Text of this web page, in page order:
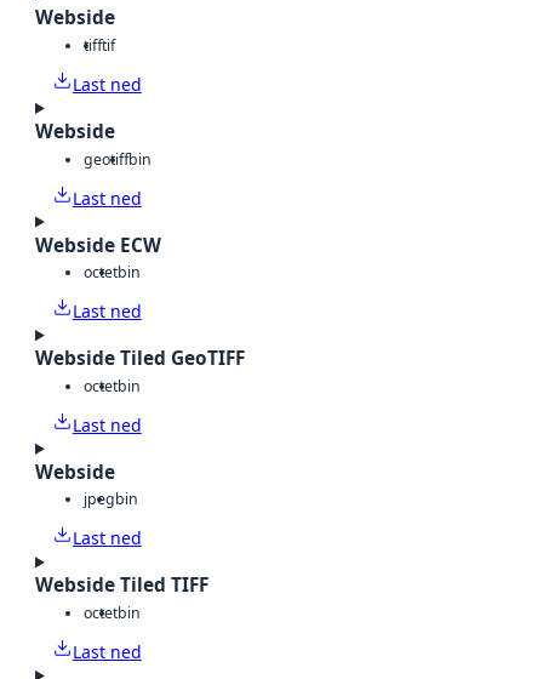
Webside
tifftif
Last ned
Webside
geotiffbin
Last ned
Webside ECW
octetbin
Last ned
Webside Tiled GeoTIFF
octetbin
Last ned
Webside
jpegbin
Last ned
Webside Tiled TIFF
octetbin
Last ned